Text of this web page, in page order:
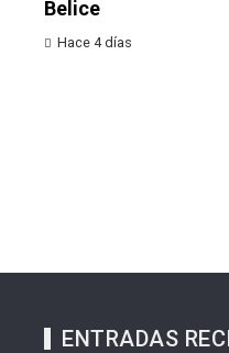
Belice
Hace 4 días
ENTRADAS